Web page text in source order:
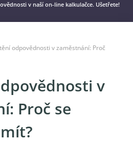
v naší on-line kalkulačce. Ušetřete!
odpovědnosti v zaměstnání: Proč
v
Proč se